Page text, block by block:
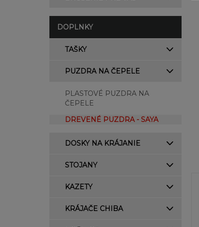
DOPLNKY
TAŠKY
PUZDRA NA ČEPELE
PLASTOVÉ PUZDRA NA
ČEPELE
DREVENÉ PUZDRA - SAYA
DOSKY NA KRÁJANIE
STOJANY
KAZETY
KRÁJAČE CHIBA